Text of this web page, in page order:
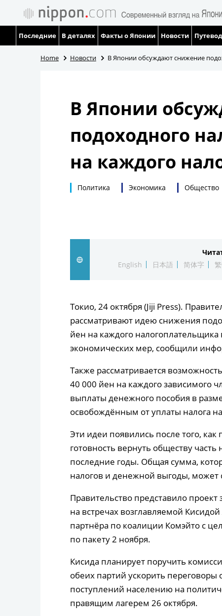
Последние В деталях Факты о Японии Новости
Home Новости В Японии обсуждают снижение
В Японии
подоходного
на каждого
Политика Экономика Общество
English
日本語 简体字
Токио, 24 октября (Jiji Press).
рассматривают идею снижения
йен на каждого
экономических мер, сообщили
Также рассматривается
40 000 йен на каждого зависимого
выплаты денежного пособия в
освобождённым от уплаты налога
Эти идеи появились после того,
готовность вернуть обществу
последние годы. Общая сумма,
налогов и денежной выгоды, может
Правительство представило
на встречах возглавляемой
партнёра по коалиции Комэйто с
по пакету 2 ноября.
Кисида планирует поручить
обеих партий ускорить переговоры
поступлений населению на
правящим лагерем 26 октября.